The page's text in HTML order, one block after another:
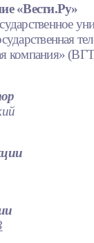
«Вести.Ру»
компания»